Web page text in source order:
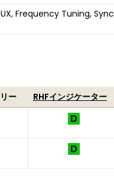
Frequency Tuning, Sync
ー RHFインジケーター